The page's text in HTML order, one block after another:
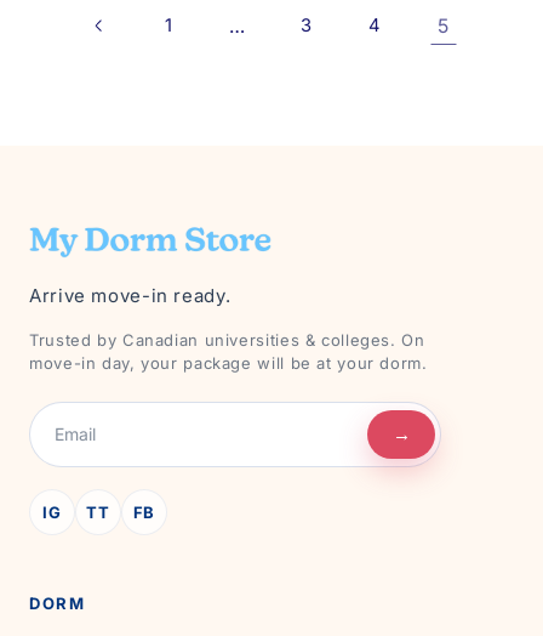
1 … 3 4 5
Arrive move-in ready.
Trusted by Canadian universities & colleges. On
move-in day, your package will be at your dorm.
→
IG TT FB
DORM